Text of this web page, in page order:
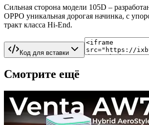
Сильная сторона модели 105D –
OPPO уникальная дорогая начинка, с
тракт класса Hi-End.
Код для вставки
Смотрите ещё